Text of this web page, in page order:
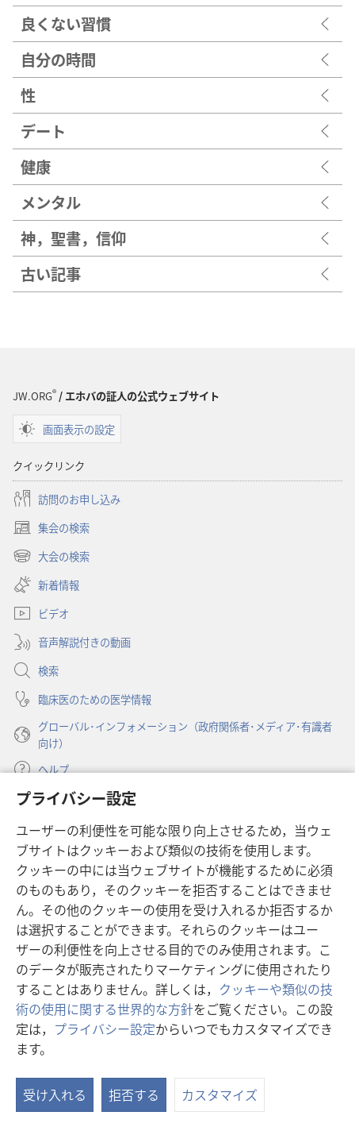
プライバシー設定
ユーザーの利便性を可能な限り向上させるため，当ウェ
ブサイトはクッキーおよび類似の技術を使用します。
クッキーの中には当ウェブサイトが機能するために必須
のものもあり，そのクッキーを拒否することはできませ
ん。その他のクッキーの使用を受け入れるか拒否するか
は選択することができます。それらのクッキーはユー
ザーの利便性を向上させる目的でのみ使用されます。こ
のデータが販売されたりマーケティングに使用されたり
することはありません。詳しくは， クッキーや類似の技
術の使用に関する世界的な方針をご覧ください。この設
定は， プライバシー設定からいつでもカスタマイズでき
ます。
受け入れる 拒否する カスタマイズ
良くない習慣
自分の時間
性
デート
健康
メンタル
神，聖書，信仰
古い記事
JW.ORG®/ エホバの証人の公式ウェブサイト
画面表示の設定
クイックリンク
訪問のお申し込み
集会の検索
（新
し
タ
で
開
く）
大会の検索
（新
し
い
タ
ブ
で
開
く）
新着情報
ビデオ
音声解説付きの動画
検索
臨床医のための医学情報
グローバル･インフォメーション（政府関係者･メディア･有識者
向け）
ヘルプ
寄付
し
い
タ
ブ
で
開
く）
ものみの塔 オンライン・ライブラリー
（新
し
い
タ
ブ
で
開
く）
JW Hub ®
（新
し
い
タ
ブ
で
開
く）
JW Library
Watchtower Library®
Copyright
利用規約